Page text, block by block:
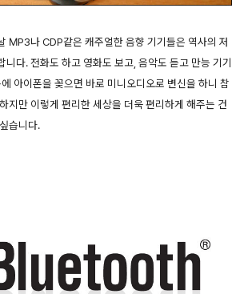
MP3나 CDP같은 캐주얼한 음향 기기들은 역사의 저
니다. 전화도 하고 영화도 보고, 음악도 듣고 만능 기기
아이폰을 꽂으면 바로 미니오디오로 변신을 하니 참
지만 이렇게 편리한 세상을 더욱 편리하게 해주는 건
습니다.